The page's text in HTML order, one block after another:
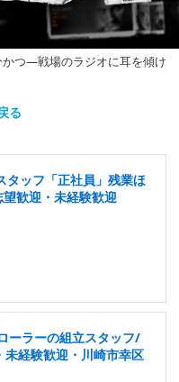
かつ―戦場のラジオに耳を傾け
る
タッフ「正社員」残業ほ
歓迎・未経験歓迎
ーラーの組立スタッフ/
経験歓迎・川崎市幸区